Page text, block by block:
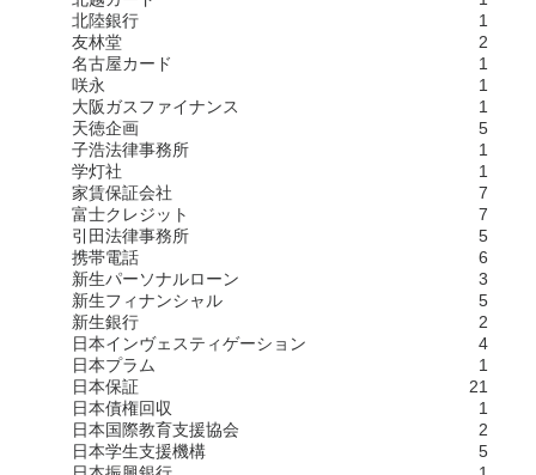
北陸銀行
1
友林堂
2
名古屋カード
1
咲永
1
大阪ガスファイナンス
1
天徳企画
5
子浩法律事務所
1
学灯社
1
家賃保証会社
7
富士クレジット
7
引田法律事務所
5
携帯電話
6
新生パーソナルローン
3
新生フィナンシャル
5
新生銀行
2
日本インヴェスティゲーション
4
日本プラム
1
日本保証
21
日本債権回収
1
日本国際教育支援協会
2
日本学生支援機構
5